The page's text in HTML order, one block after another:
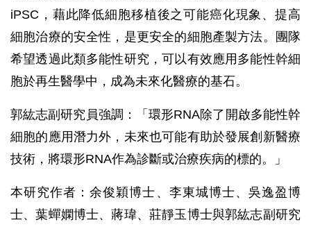
iPSC，藉此降低細胞移植後之可能癌化現象、提高
細胞治療的安全性，是更安全的細胞產製方法。團隊
希望透過此類多能性研究，可以有效應用多能性幹細
胞於再生醫學中，成為未來化醫療的基石。
郭紘志副研究員強調：「環形RNA除了開啟多能性幹
細胞的應用潛力外，未來也可能有助於發展創新醫療
技術，將環形RNA作為診斷或治療疾病的標的。」
本研究作者：余俊穎博士、李東城博士、吳逸盈博
士、葉蟬嫻博士、蔣瑋、莊靜玉博士與郭紘志副研究